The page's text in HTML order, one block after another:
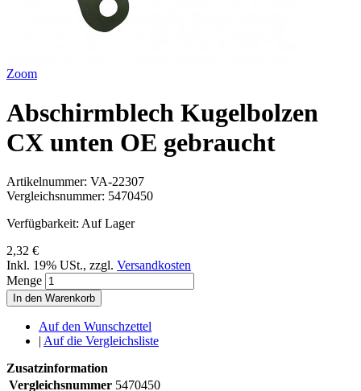
Zoom
Abschirmblech Kugelbolzen
CX unten OE gebraucht
Artikelnummer: VA-22307
Vergleichsnummer: 5470450
Verfügbarkeit: Auf Lager
2,32 €
Inkl. 19% USt., zzgl. Versandkosten
Menge
In den Warenkorb
Auf den Wunschzettel
| Auf die Vergleichsliste
Zusatzinformation
Vergleichsnummer 5470450